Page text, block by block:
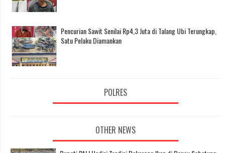
Pencurian Sawit Senilai Rp4,3 Juta di Talang Ubi Terungkap,
Satu Pelaku Diamankan
POLRES
OTHER NEWS